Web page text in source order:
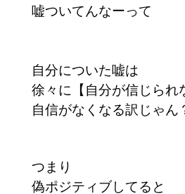
嘘ついてんなーって
自分についた嘘は
徐々に【自分が信じられ
自信がなくなる訳じゃ
つまり
偽ポジティブしてると